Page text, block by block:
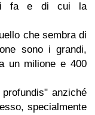
fa e di cui la
che sembra di
sono i grandi,
un milione e 400
anziché
specialmente